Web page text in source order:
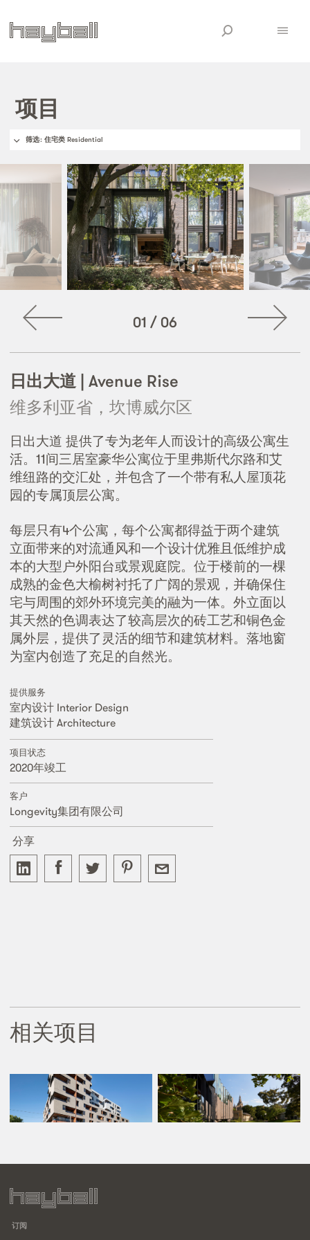
项目
筛选: 住宅类 Residential
01 / 06
日出大道 | Avenue Rise
维多利亚省，坎博威尔区
日出大道 提供了专为老年人而设计的高级公寓生
活。11间三居室豪华公寓位于里弗斯代尔路和艾
维纽路的交汇处，并包含了一个带有私人屋顶花
园的专属顶层公寓。
每层只有4个公寓，每个公寓都得益于两个建筑
立面带来的对流通风和一个设计优雅且低维护成
本的大型户外阳台或景观庭院。位于楼前的一棵
成熟的金色大榆树衬托了广阔的景观，并确保住
宅与周围的郊外环境完美的融为一体。外立面以
其天然的色调表达了较高层次的砖工艺和铜色金
属外层，提供了灵活的细节和建筑材料。落地窗
为室内创造了充足的自然光。
提供服务
室内设计 Interior Design
建筑设计 Architecture
项目状态
2020年竣工
客户
Longevity集团有限公司
分享
相关项目
订阅